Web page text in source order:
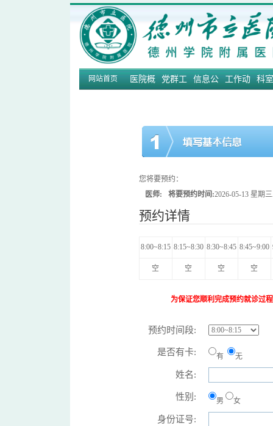
网站首页 医院概 党群工 信息公 工作动 科
您将要预约：
医师:
将要预约时间:2026-05-13 星期
预约详情
8:00~8:15 8:15~8:30 8:30~8:45 8:45~9:00
空 空 空 空
为保证您顺利完成预约就诊过
预约时间段:
是否有卡: 有 无
姓名:
性别: 男 女
身份证号: